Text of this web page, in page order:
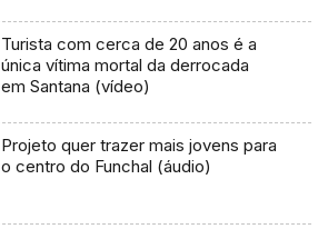
Turista com cerca de 20 anos é a
única vítima mortal da derrocada
em Santana (vídeo)
Projeto quer trazer mais jovens para
o centro do Funchal (áudio)